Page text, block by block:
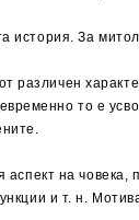
За
то е
на
и т. н.